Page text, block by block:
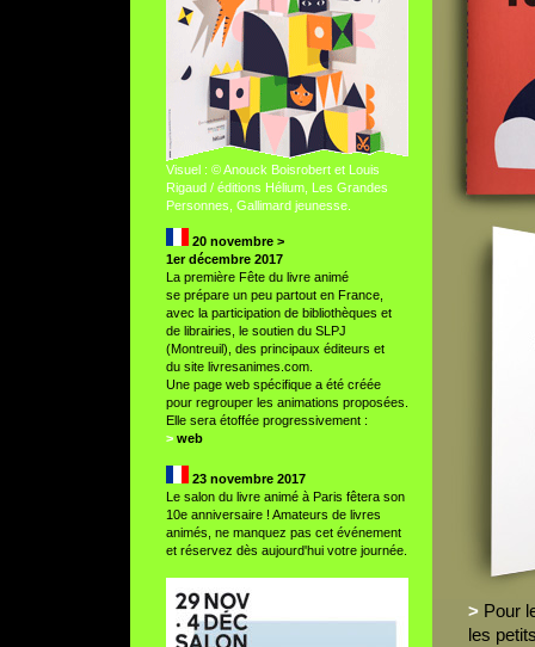
Visuel : © Anouck Boisrobert et Louis
Rigaud / éditions Hélium, Les Grandes
Personnes, Gallimard jeunesse.
20 novembre >
1er décembre 2017
La première Fête du livre animé
se prépare un peu partout en France,
avec la participation de bibliothèques et
de librairies, le soutien du SLPJ
(Montreuil), des principaux éditeurs et
du site livresanimes.com.
Une page web spécifique a été créée
pour regrouper les animations proposées.
Elle sera étoffée progressivement :
> web
23 novembre 2017
Le salon du livre animé à Paris fêtera son
10e anniversaire ! Amateurs de livres
animés, ne manquez pas cet événement
et réservez dès aujourd'hui votre journée.
>Pour
les